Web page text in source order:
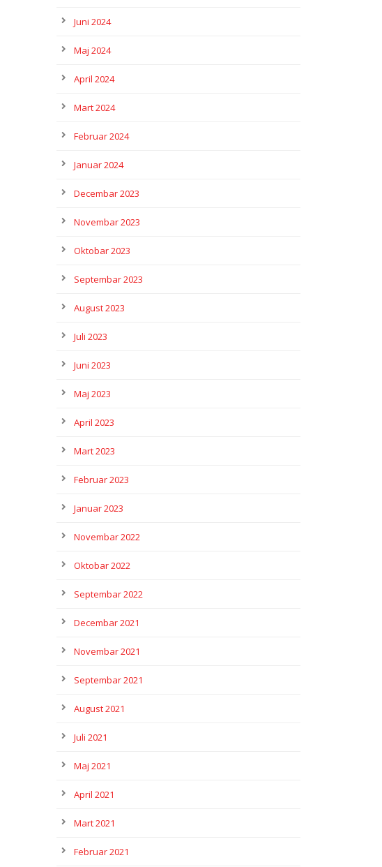
Juni 2024
Maj 2024
April 2024
Mart 2024
Februar 2024
Januar 2024
Decembar 2023
Novembar 2023
Oktobar 2023
Septembar 2023
August 2023
Juli 2023
Juni 2023
Maj 2023
April 2023
Mart 2023
Februar 2023
Januar 2023
Novembar 2022
Oktobar 2022
Septembar 2022
Decembar 2021
Novembar 2021
Septembar 2021
August 2021
Juli 2021
Maj 2021
April 2021
Mart 2021
Februar 2021